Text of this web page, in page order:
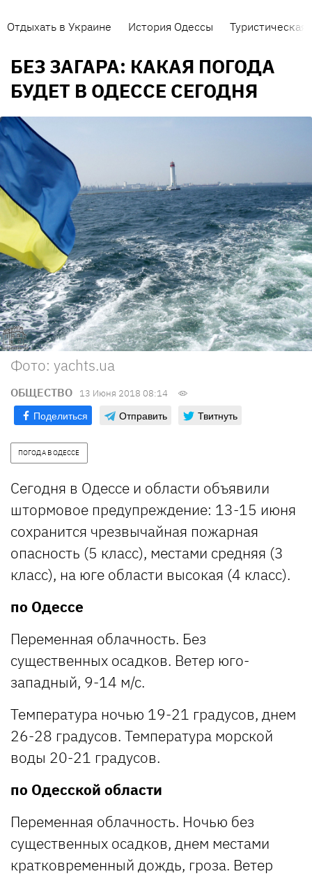
Отдыхать в Украине История Одессы Туристическая
БЕЗ ЗАГАРА: КАКАЯ ПОГОДА
БУДЕТ В ОДЕССЕ СЕГОДНЯ
Фото: yachts.ua
ОБЩЕСТВО 13 Июня 2018 08:14
Поделиться Отправить Твитнуть
ПОГОДА В ОДЕССЕ
Сегодня в Одессе и области объявили
штормовое предупреждение: 13-15 июня
сохранится чрезвычайная пожарная
опасность (5 класс), местами средняя (3
класс), на юге области высокая (4 класс).
по Одессе
Переменная облачность. Без
существенных осадков. Ветер юго-
западный, 9-14 м/с.
Температура ночью 19-21 градусов, днем
26-28 градусов. Температура морской
воды 20-21 градусов.
по Одесской области
Переменная облачность. Ночью без
существенных осадков, днем местами
кратковременный дождь, гроза. Ветер